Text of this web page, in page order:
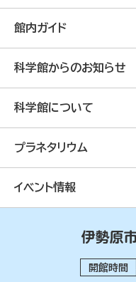
館内ガイド
科学館からのお知らせ
科学館について
プラネタリウム
イベント情報
開館時間